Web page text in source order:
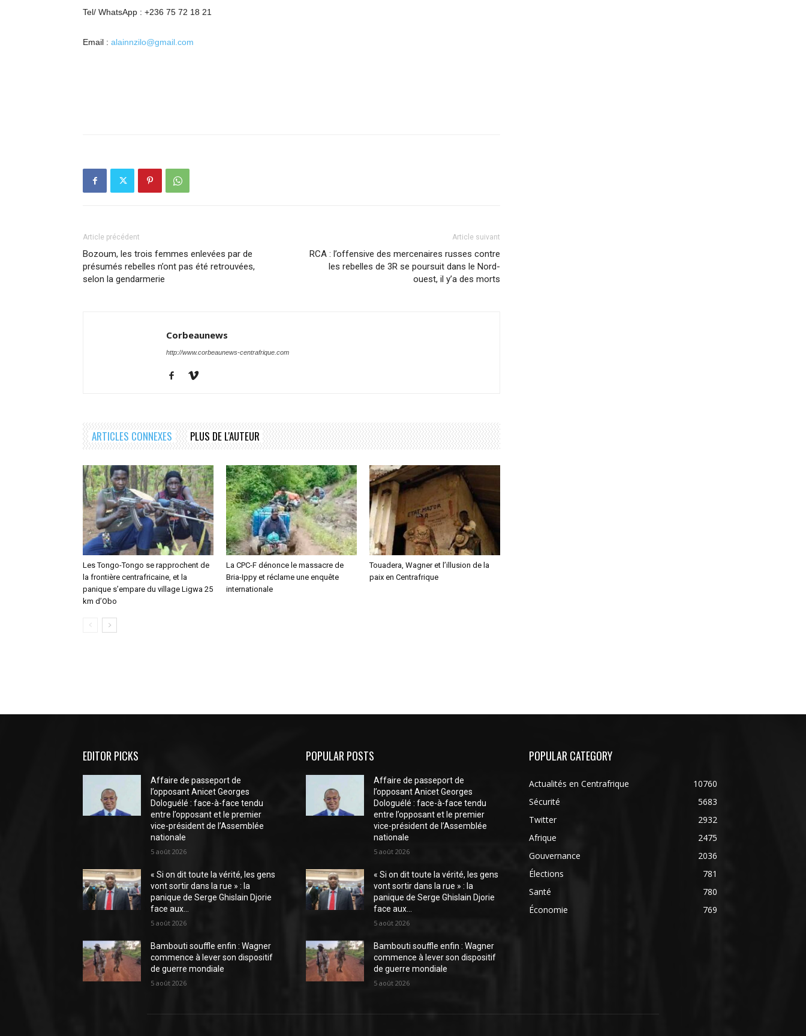
Tel/ WhatsApp : +236 75 72 18 21
Email : alainnzilo@gmail.com
Article précédent
Bozoum, les trois femmes enlevées par de
présumés rebelles n’ont pas été retrouvées,
selon la gendarmerie
Article suivant
RCA : l’offensive des mercenaires russes contre
les rebelles de 3R se poursuit dans le Nord-
ouest, il y’a des morts
Corbeaunews
http://www.corbeaunews-centrafrique.com
ARTICLES CONNEXES PLUS DE L'AUTEUR
Les Tongo-Tongo se rapprochent de
la frontière centrafricaine, et la
panique s’empare du village Ligwa 25
km d’Obo
La CPC-F dénonce le massacre de
Bria-Ippy et réclame une enquête
internationale
Touadera, Wagner et l’illusion de la
paix en Centrafrique
EDITOR PICKS
Affaire de passeport de
l’opposant Anicet Georges
Dologuélé : face-à-face tendu
entre l’opposant et le premier
vice-président de l’Assemblée
nationale
5 août 2026
« Si on dit toute la vérité, les gens
vont sortir dans la rue » : la
panique de Serge Ghislain Djorie
face aux...
5 août 2026
Bambouti souffle enfin : Wagner
commence à lever son dispositif
de guerre mondiale
5 août 2026
POPULAR POSTS
Affaire de passeport de
l’opposant Anicet Georges
Dologuélé : face-à-face tendu
entre l’opposant et le premier
vice-président de l’Assemblée
nationale
5 août 2026
« Si on dit toute la vérité, les gens
vont sortir dans la rue » : la
panique de Serge Ghislain Djorie
face aux...
5 août 2026
Bambouti souffle enfin : Wagner
commence à lever son dispositif
de guerre mondiale
5 août 2026
POPULAR CATEGORY
Actualités en Centrafrique
10760
Sécurité
5683
Twitter
2932
Afrique
2475
Gouvernance
2036
Élections
781
Santé
780
Économie
769